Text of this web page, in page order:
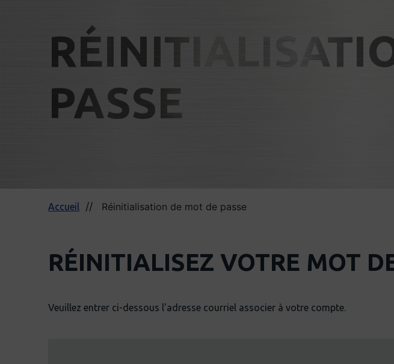
PASSE
Accueil Réinitialisation de mot de passe
RÉINITIALISEZ VOTRE MOT
Veuillez entrer ci-dessous l'adresse courriel associer à votre compte.